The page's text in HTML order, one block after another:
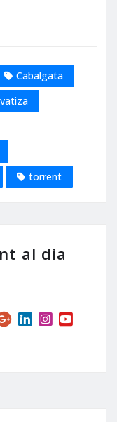
Cabalgata
torrent
al dia